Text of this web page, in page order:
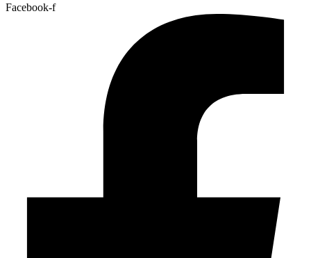
Facebook-f